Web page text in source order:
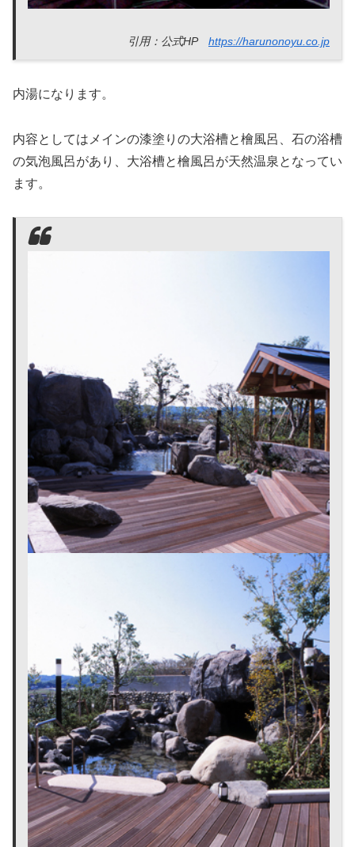
引用：公式HP https://harunonoyu.co.jp
内湯になります。
内容としてはメインの漆塗りの大浴槽と檜風呂、石の浴槽
の気泡風呂があり、大浴槽と檜風呂が天然温泉となってい
ます。